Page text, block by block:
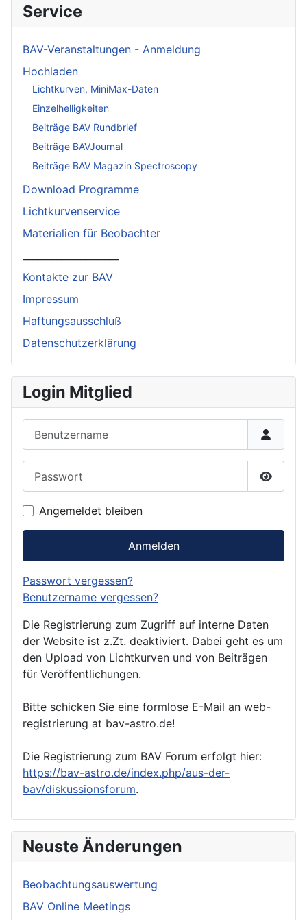
Service
BAV-Veranstaltungen - Anmeldung
Hochladen
Lichtkurven, MiniMax-Daten
Einzelhelligkeiten
Beiträge BAV Rundbrief
Beiträge BAVJournal
Beiträge BAV Magazin Spectroscopy
Download Programme
Lichtkurvenservice
Materialien für Beobachter
Kontakte zur BAV
Impressum
Haftungsausschluß
Datenschutzerklärung
Login Mitglied
Angemeldet bleiben
Anmelden
Passwort vergessen?
Benutzername vergessen?
Die Registrierung zum Zugriff auf interne Daten
der Website ist z.Zt. deaktiviert. Dabei geht es um
den Upload von Lichtkurven und von Beiträgen
für Veröffentlichungen.
Bitte schicken Sie eine formlose E-Mail an web-
registrierung at bav-astro.de!
Die Registrierung zum BAV Forum erfolgt hier:
https://bav-astro.de/index.php/aus-der-
bav/diskussionsforum.
Neuste Änderungen
Beobachtungsauswertung
BAV Online Meetings